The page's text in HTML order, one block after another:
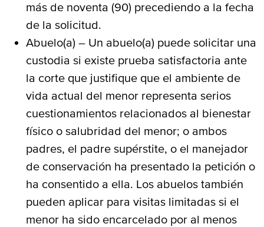
más de noventa (90) precediendo a la fecha
de la solicitud.
Abuelo(a) – Un abuelo(a) puede solicitar una
custodia si existe prueba satisfactoria ante
la corte que justifique que el ambiente de
vida actual del menor representa serios
cuestionamientos relacionados al bienestar
físico o salubridad del menor; o ambos
padres, el padre supérstite, o el manejador
de conservación ha presentado la petición o
ha consentido a ella. Los abuelos también
pueden aplicar para visitas limitadas si el
menor ha sido encarcelado por al menos